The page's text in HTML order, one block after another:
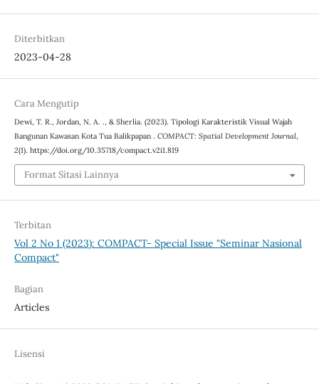
Diterbitkan
2023-04-28
Cara Mengutip
Dewi, T. R., Jordan, N. A. ., & Sherlia. (2023). Tipologi Karakteristik Visual Wajah
Bangunan Kawasan Kota Tua Balikpapan . COMPACT: Spatial Development Journal,
2(1). https://doi.org/10.35718/compact.v2i1.819
Format Sitasi Lainnya
Terbitan
Vol 2 No 1 (2023): COMPACT- Special Issue "Seminar Nasional
Compact"
Bagian
Articles
Lisensi